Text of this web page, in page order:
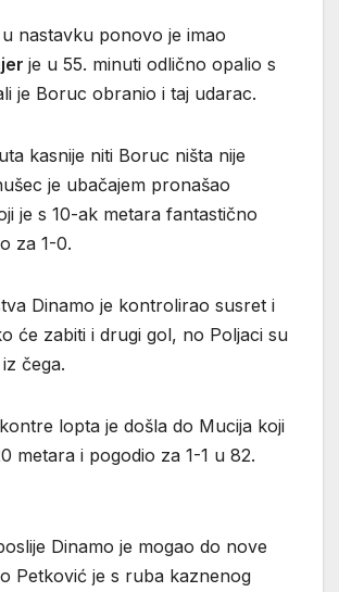
nastavku ponovo je imao
je u 55. minuti odlično opalio s
je Boruc obranio i taj udarac.
kasnije niti Boruc ništa nije
je ubačajem pronašao
je s 10-ak metara fantastično
za 1-0.
Dinamo je kontrolirao susret i
će zabiti i drugi gol, no Poljaci su
čega.
lopta je došla do Mucija koji
metara i pogodio za 1-1 u 82.
Dinamo je mogao do nove
Petković je s ruba kaznenog